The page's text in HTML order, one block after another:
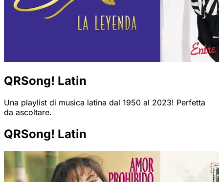
QRSong! Latin
Una playlist di musica latina dal 1950 al 2023! Perfetta
da ascoltare.
QRSong! Latin